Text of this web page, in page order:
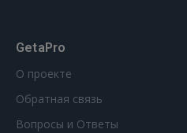
GetaPro
О проекте
Обратная связь
Вопросы и Ответы